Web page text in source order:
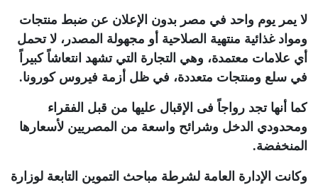
لا يمر يوم واحد في مصر بدون الإعلان عن ضبط منتجات
ومواد غذائية منتهية الصلاحية أو مجهولة المصدر، لا تحمل
أي علامات معتمدة، وهي التجارة التي تشهد انتعاشاً كبيراً
في سلع ومنتجات متعددة، في ظل أزمة فيروس كورونا.
كما أنها تجد رواجاً فى الإقبال عليها من قبل الفقراء
ومحدودي الدخل وشرائح واسعة من المصريين لأسعارها
المنخفضة.
وكانت الإدارة العامة لشرطة مباحث التموين التابعة لوزارة